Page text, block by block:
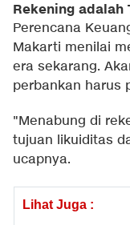
Rekening adalah
Perencana
Makarti menilai
era sekarang.
perbankan harus
"Menabung di
tujuan likuiditas
ucapnya.
Lihat Juga :